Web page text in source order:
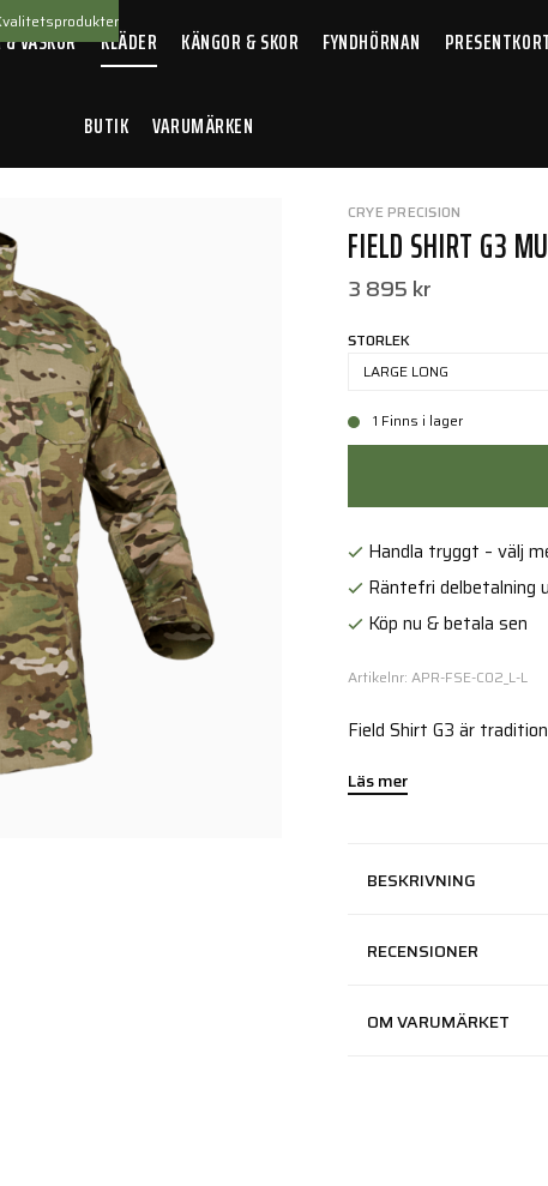
VÄSKOR KLÄDER KÄNGOR & SKOR FYNDHÖRNAN
BUTIK VARUMÄRKEN
CRYE PRECISION
FIELD SHIRT G3
3 895 kr
STORLEK
LARGE LONG
1 Finns i lager
Handla tryggt – välj
Räntefri delbetalning
Köp nu & betala sen
Artikelnr: APR-FSE-C02_L-L
Field Shirt G3 är
Läs mer
BESKRIVNING
RECENSIONER
OM VARUMÄRKET